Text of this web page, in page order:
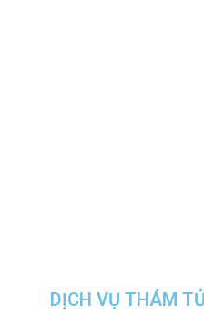
DỊCH VỤ THÁM